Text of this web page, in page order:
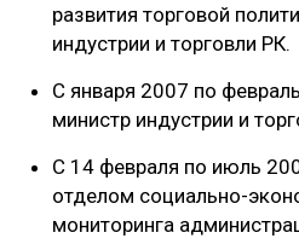
развития торговой
индустрии и торговли РК.
С января 2007 по
министр индустрии и
С 14 февраля по июль
отделом социально-
мониторинга